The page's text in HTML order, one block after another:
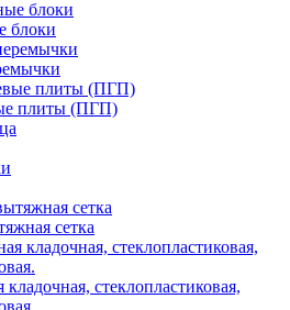
блоки
плиты (ПГП)
сетка
кладочная, стеклопластиковая,